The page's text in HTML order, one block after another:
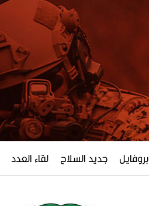
بروفايل جديد السلاح لقاء العدد